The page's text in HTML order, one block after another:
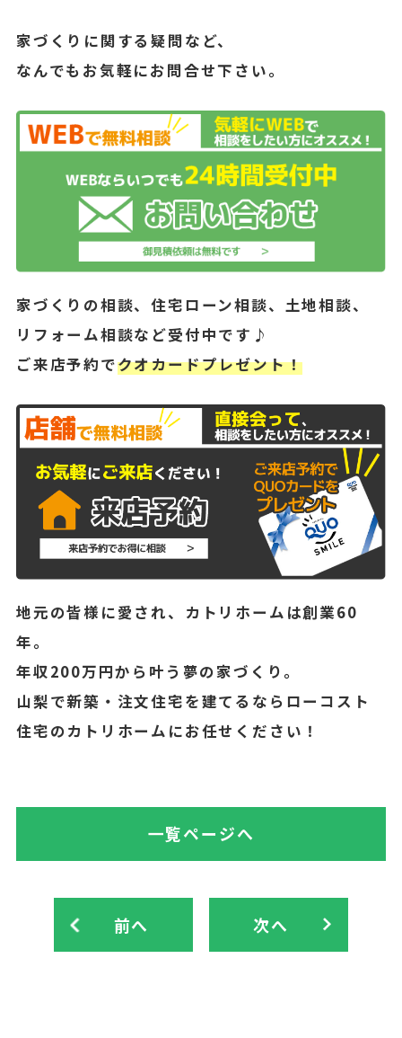
家づくりに関する疑問など、
なんでもお気軽にお問合せ下さい。
家づくりの相談、住宅ローン相談、土地相談、
リフォーム相談など受付中です♪
ご来店予約でクオカードプレゼント！
地元の皆様に愛され、カトリホームは創業60
年。
年収200万円から叶う夢の家づくり。
山梨で新築・注文住宅を建てるならローコスト
住宅のカトリホームにお任せください！
前へ
一覧ページへ
次へ